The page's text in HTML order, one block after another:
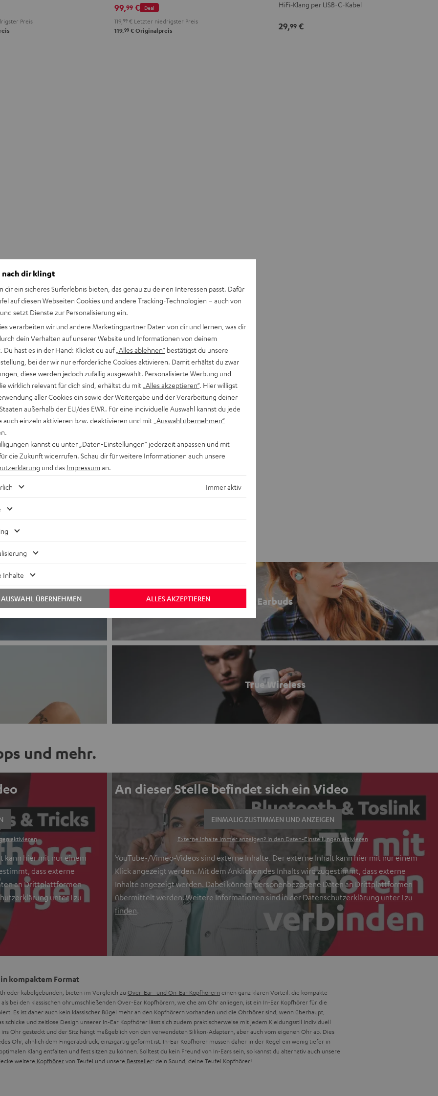
Preis
Misty
Green
Moon
Gray
Night
Black
Space
Blue
Deal
99,99 €
119, 99 € Letzter niedrigster Preis
119,99 € Originalpreis
Schwarz
HiFi‑Klang per USB-C-Kabel
29,99 €
Earbuds
True Wireless
und mehr.
aktivieren
kann hier mit nur einem
dass externe
an Drittplattformen
unter I zu
An dieser Stelle befindet sich ein Video
EINMALIG ZUSTIMMEN UND ANZEIGEN
Externe Inhalte immer anzeigen? In den Daten‑Einstellungen aktivieren
YouTube-/Vimeo-Videos sind externe Inhalte. Der externe Inhalt kann hier mit nur einem
Klick angezeigt werden. Mit dem Anklicken des Inhalts wird zugestimmt, dass externe
Inhalte angezeigt werden. Dabei können personenbezogene Daten an Drittplattformen
übermittelt werden.Weitere Informationen sind in der Datenschutzerklärung unter I zu
finden.
kompaktem Format
oder kabelgebunden, bieten im Vergleich zu Over-Ear- und On-Ear Kopfhörern einen ganz klaren Vorteil: die kompakte
bei den klassischen ohrumschließenden Over-Ear Kopfhörern, welche am Ohr anliegen, ist ein In-Ear Kopfhörer für die
Es ist daher auch kein klassischer Bügel mehr an den Kopfhörern vorhanden und die Ohrhörer sind, wenn überhaupt,
schicke und zeitlose Design unserer In-Ear Kopfhörer lässt sich zudem praktischerweise mit jedem Kleidungsstil individuell
Ohr gesteckt und der Sitz hängt maßgeblich von den verwendeten Silikon-Adaptern, aber auch vom eigenen Ohr ab. Dies
Ohr, ähnlich dem Fingerabdruck, einzigartig geformt ist. In-Ear Kopfhörer müssen daher in der Regel ein wenig tiefer in
Klang entfalten und fest sitzen zu können. Solltest du kein Freund von In-Ears sein, so kannst du alternativ auch unsere
weitere Kopfhörervon Teufel und unsere Bestseller: dein Sound, deine Teufel Kopfhörer!
Vorzüge
nach dir klingt
dir ein sicheres Surferlebnis bieten, das genau zu deinen Interessen passt. Dafür
auf diesen Webseiten Cookies und andere Tracking-Technologien – auch von
setzt Dienste zur Personalisierung ein.
verarbeiten wir und andere Marketingpartner Daten von dir und lernen, was dir
dein Verhalten auf unserer Website und Informationen von deinem
Du hast es in der Hand: Klickst du auf „Alles ablehnen“ bestätigst du unsere
bei der wir nur erforderliche Cookies aktivieren. Damit erhältst du zwar
diese werden jedoch zufällig ausgewählt. Personalisierte Werbung und
wirklich relevant für dich sind, erhältst du mit „Alles akzeptieren“. Hier willigst
aller Cookies ein sowie der Weitergabe und der Verarbeitung deiner
außerhalb der EU/des EWR. Für eine individuelle Auswahl kannst du jede
auch einzeln aktivieren bzw. deaktivieren und mit „Auswahl übernehmen“
kannst du unter „Daten-Einstellungen“ jederzeit anpassen und mit
die Zukunft widerrufen. Schau dir für weitere Informationen auch unsere
und das Impressum an.
Immer aktiv
Inhalte
ALLES AKZEPTIEREN
AUSWAHL ÜBERNEHMEN